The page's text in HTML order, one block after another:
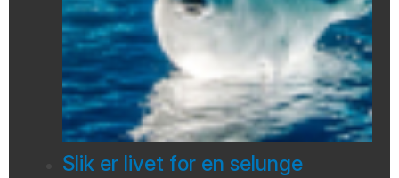
Slik er livet for en selunge